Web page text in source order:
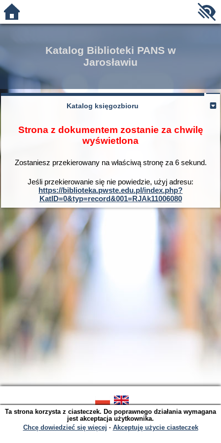
Katalog Biblioteki PANS w
Jarosławiu
Katalog księgozbioru
Strona z dokumentem zostanie za chwilę
wyświetlona
Zostaniesz przekierowany na właściwą stronę za 6sekund.
Jeśli przekierowanie się nie powiedzie, użyj adresu:
https://biblioteka.pwste.edu.pl/index.php?
KatID=0&typ=record&001=RJAk11006080
SOWA OPAC v. 6.11.9 (2026-07-21)
Wygenerowano w 0,0032 s.
Ta strona korzysta z ciasteczek. Do poprawnego działania wymagana
jest akceptacja użytkownika.
Chcę dowiedzieć się więcej ∙ Akceptuję użycie ciasteczek